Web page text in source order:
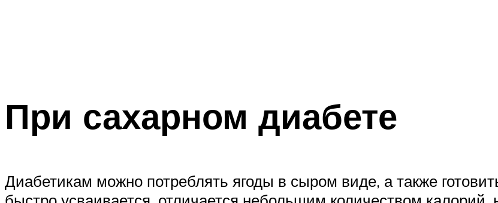
При сахарном диабете
Диабетикам можно потреблять ягоды в сыром виде, а также